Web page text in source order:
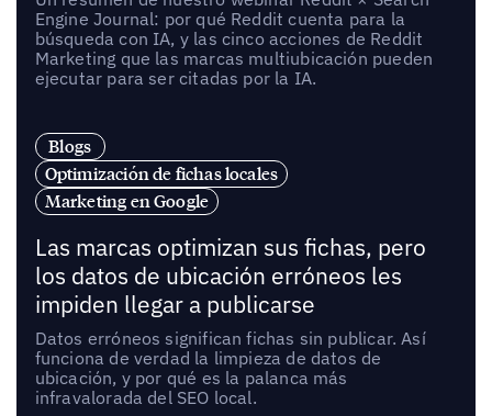
Engine Journal: por qué Reddit cuenta para la
búsqueda con IA, y las cinco acciones de Reddit
Marketing que las marcas multiubicación pueden
ejecutar para ser citadas por la IA.
Blogs
Optimización de fichas locales
Marketing en Google
Las marcas optimizan sus fichas, pero
los datos de ubicación erróneos les
impiden llegar a publicarse
Datos erróneos significan fichas sin publicar. Así
funciona de verdad la limpieza de datos de
ubicación, y por qué es la palanca más
infravalorada del SEO local.